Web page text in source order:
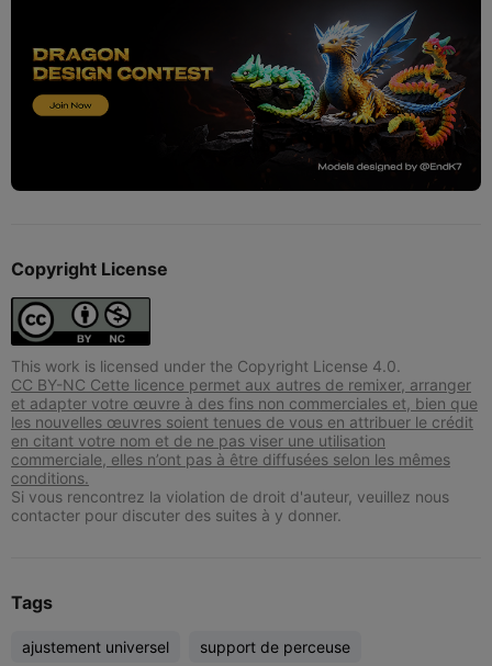
Copyright License
This work is licensed under the Copyright License 4.0.
CC BY-NC Cette licence permet aux autres de remixer, arranger
et adapter votre œuvre à des fins non commerciales et, bien que
les nouvelles œuvres soient tenues de vous en attribuer le crédit
en citant votre nom et de ne pas viser une utilisation
commerciale, elles n’ont pas à être diffusées selon les mêmes
conditions.
Si vous rencontrez la violation de droit d'auteur, veuillez nous
contacter pour discuter des suites à y donner.
Tags
ajustement universel support de perceuse